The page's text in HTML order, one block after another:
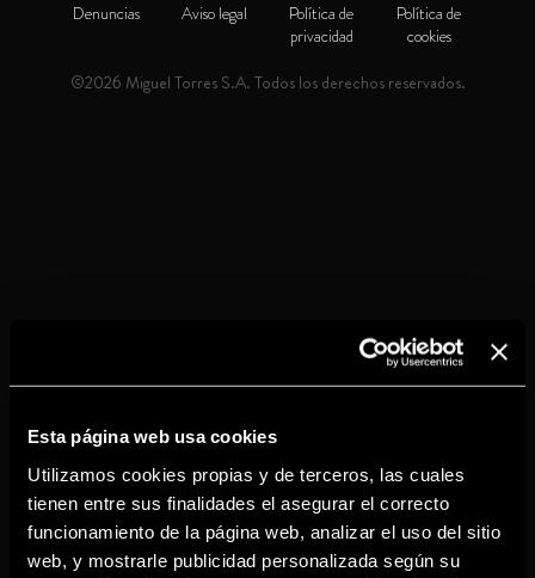
Esta página web usa cookies
Utilizamos cookies propias y de terceros, las cuales
tienen entre sus finalidades el asegurar el correcto
funcionamiento de la página web, analizar el uso del sitio
web, y mostrarle publicidad personalizada según su
TORRES SPICED LEMON
Denuncias Aviso legal
Política de
privacidad
Política de
cookies
©2026 Miguel Torres S.A. Todos los derechos reservados.